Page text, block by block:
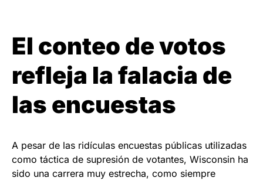
El conteo de votos
refleja la falacia de
las encuestas
A pesar de las ridículas encuestas públicas utilizadas
como táctica de supresión de votantes, Wisconsin ha
sido una carrera muy estrecha, como siempre